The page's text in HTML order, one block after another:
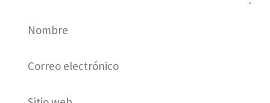
Nombre
Correo
Sitio